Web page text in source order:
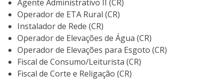
Agente Administrativo II (CR)
Operador de ETA Rural (CR)
Instalador de Rede (CR)
Operador de Elevações de Água (CR)
Operador de Elevações para Esgoto (CR)
Fiscal de Consumo/Leiturista (CR)
Fiscal de Corte e Religação (CR)